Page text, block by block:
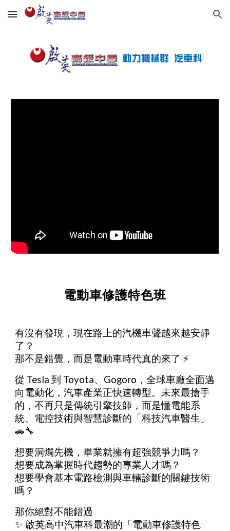
Skip to main content Skip to navigation
電動車修護特色班
有沒有發現，現在路上的汽機車聲越來越安靜
了？
那不是錯覺，而是電動車時代真的來了 ⚡
從 Tesla 到 Toyota、Gogoro，全球車廠全面邁
向電動化，汽車產業正快速轉型。未來最搶手
的，不再只是傳統引擎技師，而是懂電能系
統、電控技術與智慧診斷的「科技汽車醫生」
🚗🔧
想要洞燭先機，畢業就擁有超強競爭力嗎？
想要成為掌握時代趨勢的專業人才嗎？
想要學會基本電路檢測與車輛診斷的關鍵技術
嗎？
那你絕對不能錯過
✨ 啟英高中汽車科最潮的「電動車修護特色